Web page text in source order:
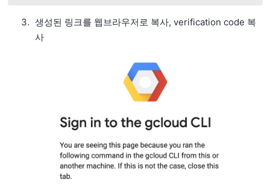
생성된 링크를 웹브라우저로 복사, verification code 복
사